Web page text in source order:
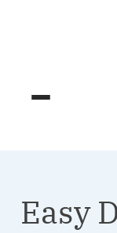
Easy